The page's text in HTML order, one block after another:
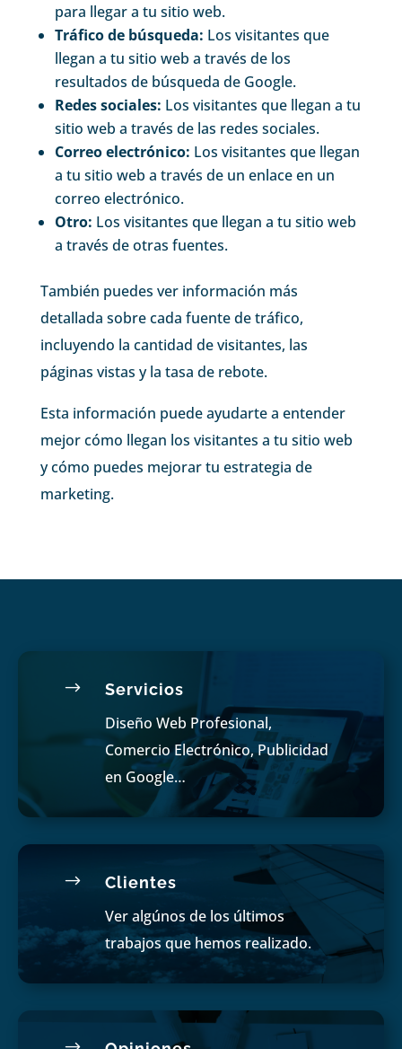
para llegar a tu sitio web.
Tráfico de búsqueda: Los visitantes que
llegan a tu sitio web a través de los
resultados de búsqueda de Google.
Redes sociales: Los visitantes que llegan a tu
sitio web a través de las redes sociales.
Correo electrónico: Los visitantes que llegan
a tu sitio web a través de un enlace en un
correo electrónico.
Otro: Los visitantes que llegan a tu sitio web
a través de otras fuentes.
También puedes ver información más
detallada sobre cada fuente de tráfico,
incluyendo la cantidad de visitantes, las
páginas vistas y la tasa de rebote.
Esta información puede ayudarte a entender
mejor cómo llegan los visitantes a tu sitio web
y cómo puedes mejorar tu estrategia de
marketing.
$ Servicios
Diseño Web Profesional,
Comercio Electrónico, Publicidad
en Google…
$ Clientes
Ver algúnos de los últimos
trabajos que hemos realizado.